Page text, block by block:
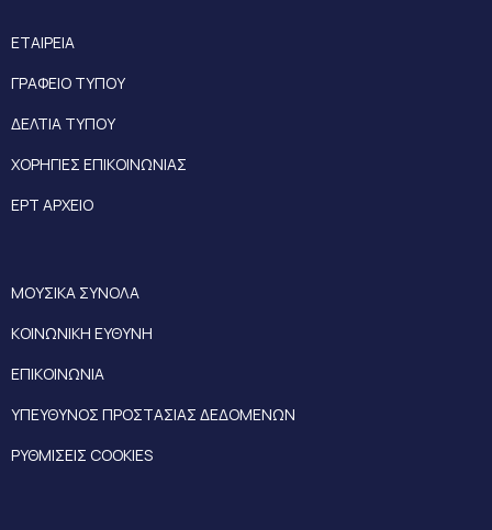
ΕΤΑΙΡΕΙΑ
ΓΡΑΦΕΙΟ ΤΥΠΟΥ
ΔΕΛΤΙΑ ΤΥΠΟΥ
ΧΟΡΗΓΙΕΣ ΕΠΙΚΟΙΝΩΝΙΑΣ
ΕΡΤ ΑΡΧΕΙΟ
ΜΟΥΣΙΚΑ ΣΥΝΟΛΑ
ΚΟΙΝΩΝΙΚΗ ΕΥΘΥΝΗ
ΕΠΙΚΟΙΝΩΝΙΑ
ΥΠΕΥΘΥΝΟΣ ΠΡΟΣΤΑΣΙΑΣ ΔΕΔΟΜΕΝΩΝ
ΡΥΘΜΙΣΕΙΣ COOKIES